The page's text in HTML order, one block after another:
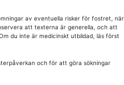
av eventuella risker för fostret, när
att texterna är generella, och att
du inte är medicinskt utbildad, läs först
och för att göra sökningar